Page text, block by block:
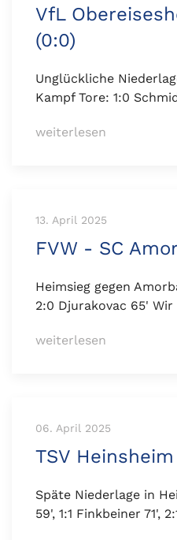
VfL
(0:0)
Unglückliche
Kampf Tore: 1:0
weiterlesen
13. April 2025
FVW - SC
Heimsieg gegen
2:0 Djurakovac 65'
weiterlesen
06. April 2025
TSV
Späte Niederlage in
59', 1:1 Finkbeiner 71',